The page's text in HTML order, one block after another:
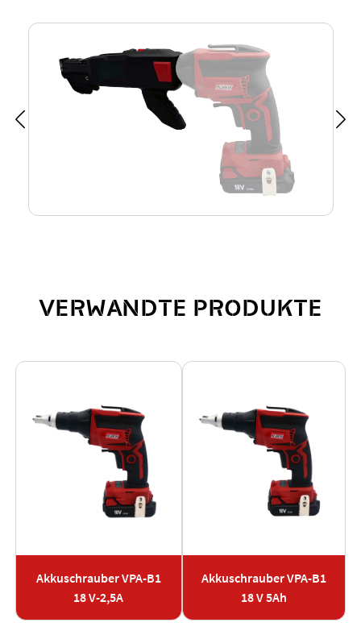
VERWANDTE PRODUKTE
Akkuschrauber VPA-B1
18 V-2,5A
Akkuschrauber VPA-B1
18 V 5Ah